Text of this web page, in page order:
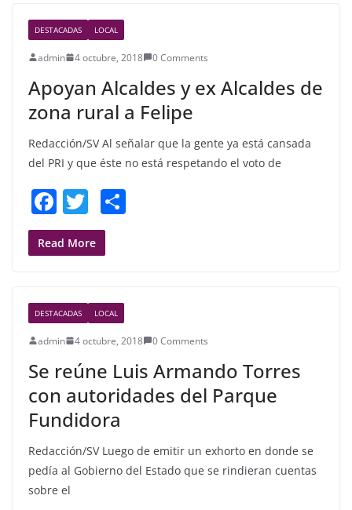
b
o
o
k
DESTACADAS LOCAL
admin 4 octubre, 2018 0 Comments
Apoyan Alcaldes y ex Alcaldes de
zona rural a Felipe
Redacción/SV Al señalar que la gente ya está cansada
del PRI y que éste no está respetando el voto de
F
a
c
b
o
o
k
T
w
itt
Read More
DESTACADAS LOCAL
admin 4 octubre, 2018 0 Comments
Se reúne Luis Armando Torres
con autoridades del Parque
Fundidora
Redacción/SV Luego de emitir un exhorto en donde se
pedía al Gobierno del Estado que se rindieran cuentas
sobre el